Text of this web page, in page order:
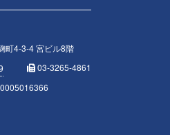
町4-3-4 宮ビル8階
03-3265-4861